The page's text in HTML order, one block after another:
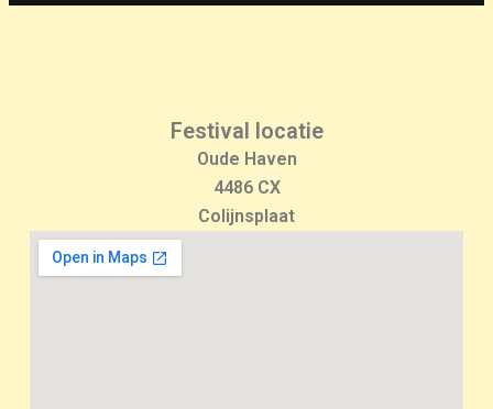
Festival locatie
Oude Haven
4486 CX
Colijnsplaat